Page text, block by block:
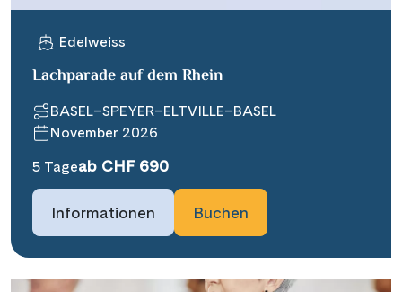
Edelweiss
Lachparade auf dem Rhein
BASEL–SPEYER–ELTVILLE–BASEL
November 2026
5 Tageab CHF 690
Informationen Buchen